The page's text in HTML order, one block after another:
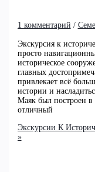
1 комментарий /
Экскурсия к
просто
историческое
главных
привлекает всё
истории и
Маяк был построен в
отличный
Экскурсии К
»